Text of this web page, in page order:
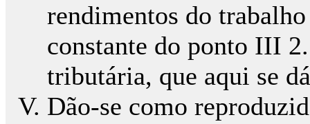
rendimentos do
constante do ponto III
tributária, que aqui se
Dão-se como